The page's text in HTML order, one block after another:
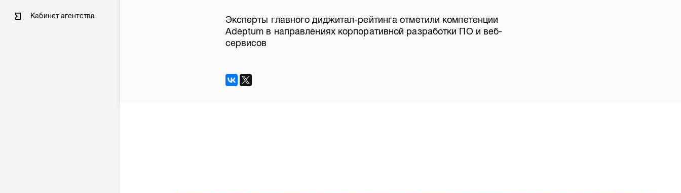
Кабинет агентства
Эксперты главного диджитал-рейтинга отметили компетенции
Adeptum в направлениях корпоративной разработки ПО и веб-
сервисов